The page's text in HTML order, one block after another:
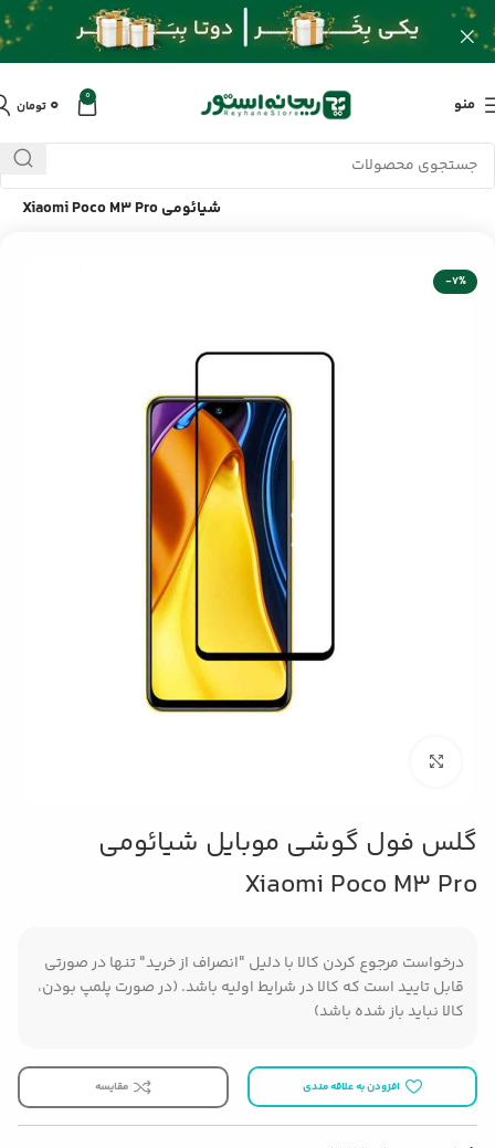
منو 0 ۰ تومان
خانه/محصولات/لوازم جانبی موبایل/گلس فول گوشی موبایل
شیائومی Xiaomi Poco M3 Pro
-7%
گلس فول گوشی موبایل شیائومی
Xiaomi Poco M3 Pro
درخواست مرجوع کردن کالا با دلیل "انصراف از خرید" تنها در صورتی
قابل تایید است که کالا در شرایط اولیه باشد. (در صورت پلمپ بودن،
کالا نباید باز شده باشد)
افزودن به علاقه مندی مقایسه